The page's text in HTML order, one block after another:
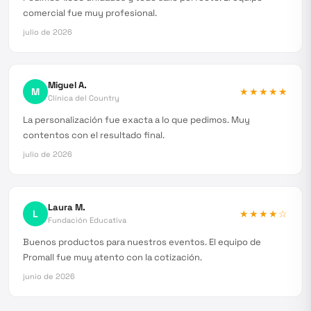
comercial fue muy profesional.
julio de 2026
M Miguel A.
Clínica del Country
★★★★★
La personalización fue exacta a lo que pedimos. Muy
contentos con el resultado final.
julio de 2026
L Laura M.
Fundación Educativa
★★★★☆
Buenos productos para nuestros eventos. El equipo de
Promall fue muy atento con la cotización.
junio de 2026